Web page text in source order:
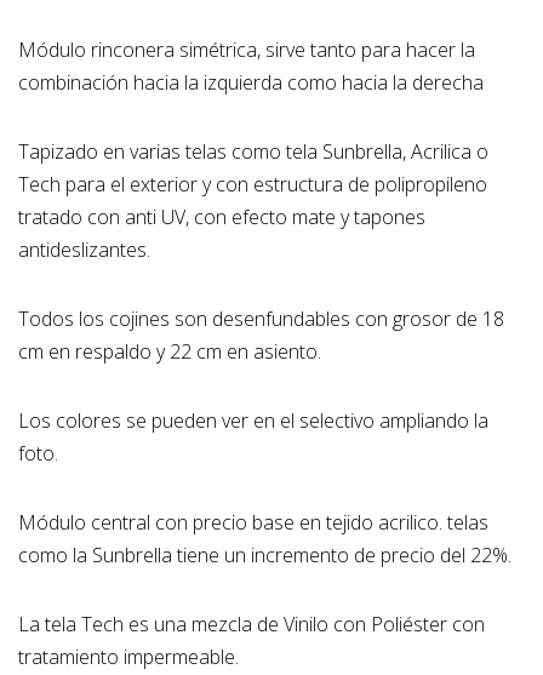
Módulo rinconera simétrica, sirve tanto para hacer la
combinación hacia la izquierda como hacia la derecha
Tapizado en varias telas como tela Sunbrella, Acrilica o
Tech para el exterior y con estructura de polipropileno
tratado con anti UV, con efecto mate y tapones
antideslizantes.
Todos los cojines son desenfundables con grosor de 18
cm en respaldo y 22 cm en asiento.
Los colores se pueden ver en el selectivo ampliando la
foto.
Módulo central con precio base en tejido acrilico. telas
como la Sunbrella tiene un incremento de precio del 22%.
La tela Tech es una mezcla de Vinilo con Poliéster con
tratamiento impermeable.